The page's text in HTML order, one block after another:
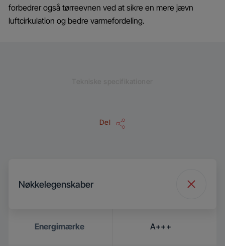
forbedrer også tørreevnen ved at sikre en mere jævn
luftcirkulation og bedre varmefordeling.
Del
Nøkkelegenskaber
Energimærke A+++